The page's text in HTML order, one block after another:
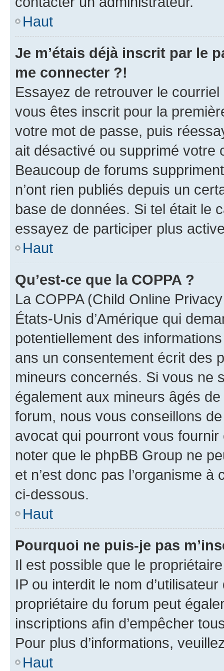
Haut
Je m’étais déjà inscrit par le
me connecter ?!
Essayez de retrouver le
vous êtes inscrit pour la
votre mot de passe, puis
ait désactivé ou supprimé votre
Beaucoup de forums
n’ont rien publiés depuis un
base de données. Si tel était le
essayez de participer plus
Haut
Qu’est-ce que la COPPA ?
La COPPA (Child Online
États-Unis d’Amérique qui
potentiellement des
ans un consentement écrit des
mineurs concernés. Si vous ne
également aux mineurs âgés
forum, nous vous conseillons
avocat qui pourront vous
noter que le phpBB Group ne
et n’est donc pas l’organisme
ci-dessous.
Haut
Pourquoi ne puis-je pas
Il est possible que le
IP ou interdit le nom
propriétaire du forum peut
inscriptions afin d’empêcher
Pour plus d’informations,
Haut